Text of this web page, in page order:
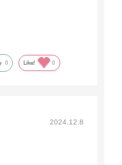
0 Like! 0
2024.12.8